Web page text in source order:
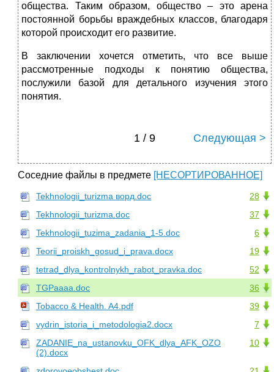
общества. Таким образом, общество – это арена
постоянной борьбы враждебных классов, благодаря
которой происходит его развитие.
В заключении хочется отметить, что все выше
рассмотренные подходы к понятию общества,
послужили базой для детального изучения этого
понятия.
1 / 9 Следующая >
Соседние файлы в предмете [НЕСОРТИРОВАННОЕ]
28
Tekhnologii_turizma ворд.doc
37
Tekhnologii_turizma.doc
6
Tekhnologii_tuzima_zadania_1-5.doc
19
Teorii_proiskh_gosud_i_prava.docx
52
tetrad_dlya_kontrolnykh_rabot_pravka.doc
36
TGPaaaa.doc
39
Tobacco & Health. A4.pdf
7
vydrin_istoria_i_metodologia2.docx
10
ZADANIE_na_ustanovku_OFK_dlya_AFK_OZO
(2).docx